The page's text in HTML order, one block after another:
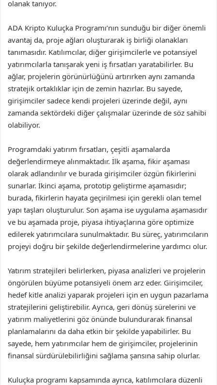
olanak tanıyor.
ADA Kripto Kuluçka Programı’nın sunduğu bir diğer önemli
avantaj da, proje ağları oluşturarak iş birliği olanakları
tanımasıdır. Katılımcılar, diğer girişimcilerle ve potansiyel
yatırımcılarla tanışarak yeni iş fırsatları yaratabilirler. Bu
ağlar, projelerin görünürlüğünü artırırken aynı zamanda
stratejik ortaklıklar için de zemin hazırlar. Bu sayede,
girişimciler sadece kendi projeleri üzerinde değil, aynı
zamanda sektördeki diğer çalışmalar üzerinde de söz sahibi
olabiliyor.
Programdaki yatırım fırsatları, çeşitli aşamalarda
değerlendirmeye alınmaktadır. İlk aşama, fikir aşaması
olarak adlandırılır ve burada girişimciler özgün fikirlerini
sunarlar. İkinci aşama, prototip geliştirme aşamasıdır;
burada, fikirlerin hayata geçirilmesi için gerekli olan temel
yapı taşları oluşturulur. Son aşama ise uygulama aşamasıdır
ve bu aşamada proje, piyasa ihtiyaçlarına göre optimize
edilerek yatırımcılara sunulmaktadır. Bu süreç, yatırımcıların
projeyi doğru bir şekilde değerlendirmelerine yardımcı olur.
Yatırım stratejileri belirlerken, piyasa analizleri ve projelerin
öngörülen büyüme potansiyeli önem arz eder. Girişimciler,
hedef kitle analizi yaparak projeleri için en uygun pazarlama
stratejilerini geliştirebilir. Ayrıca, geri dönüş sürelerini ve
yatırım maliyetlerini göz önünde bulundurarak finansal
planlamalarını da daha etkin bir şekilde yapabilirler. Bu
sayede, hem yatırımcılar hem de girişimciler, projelerinin
finansal sürdürülebilirliğini sağlama şansına sahip olurlar.
Kuluçka programı kapsamında ayrıca, katılımcılara düzenli